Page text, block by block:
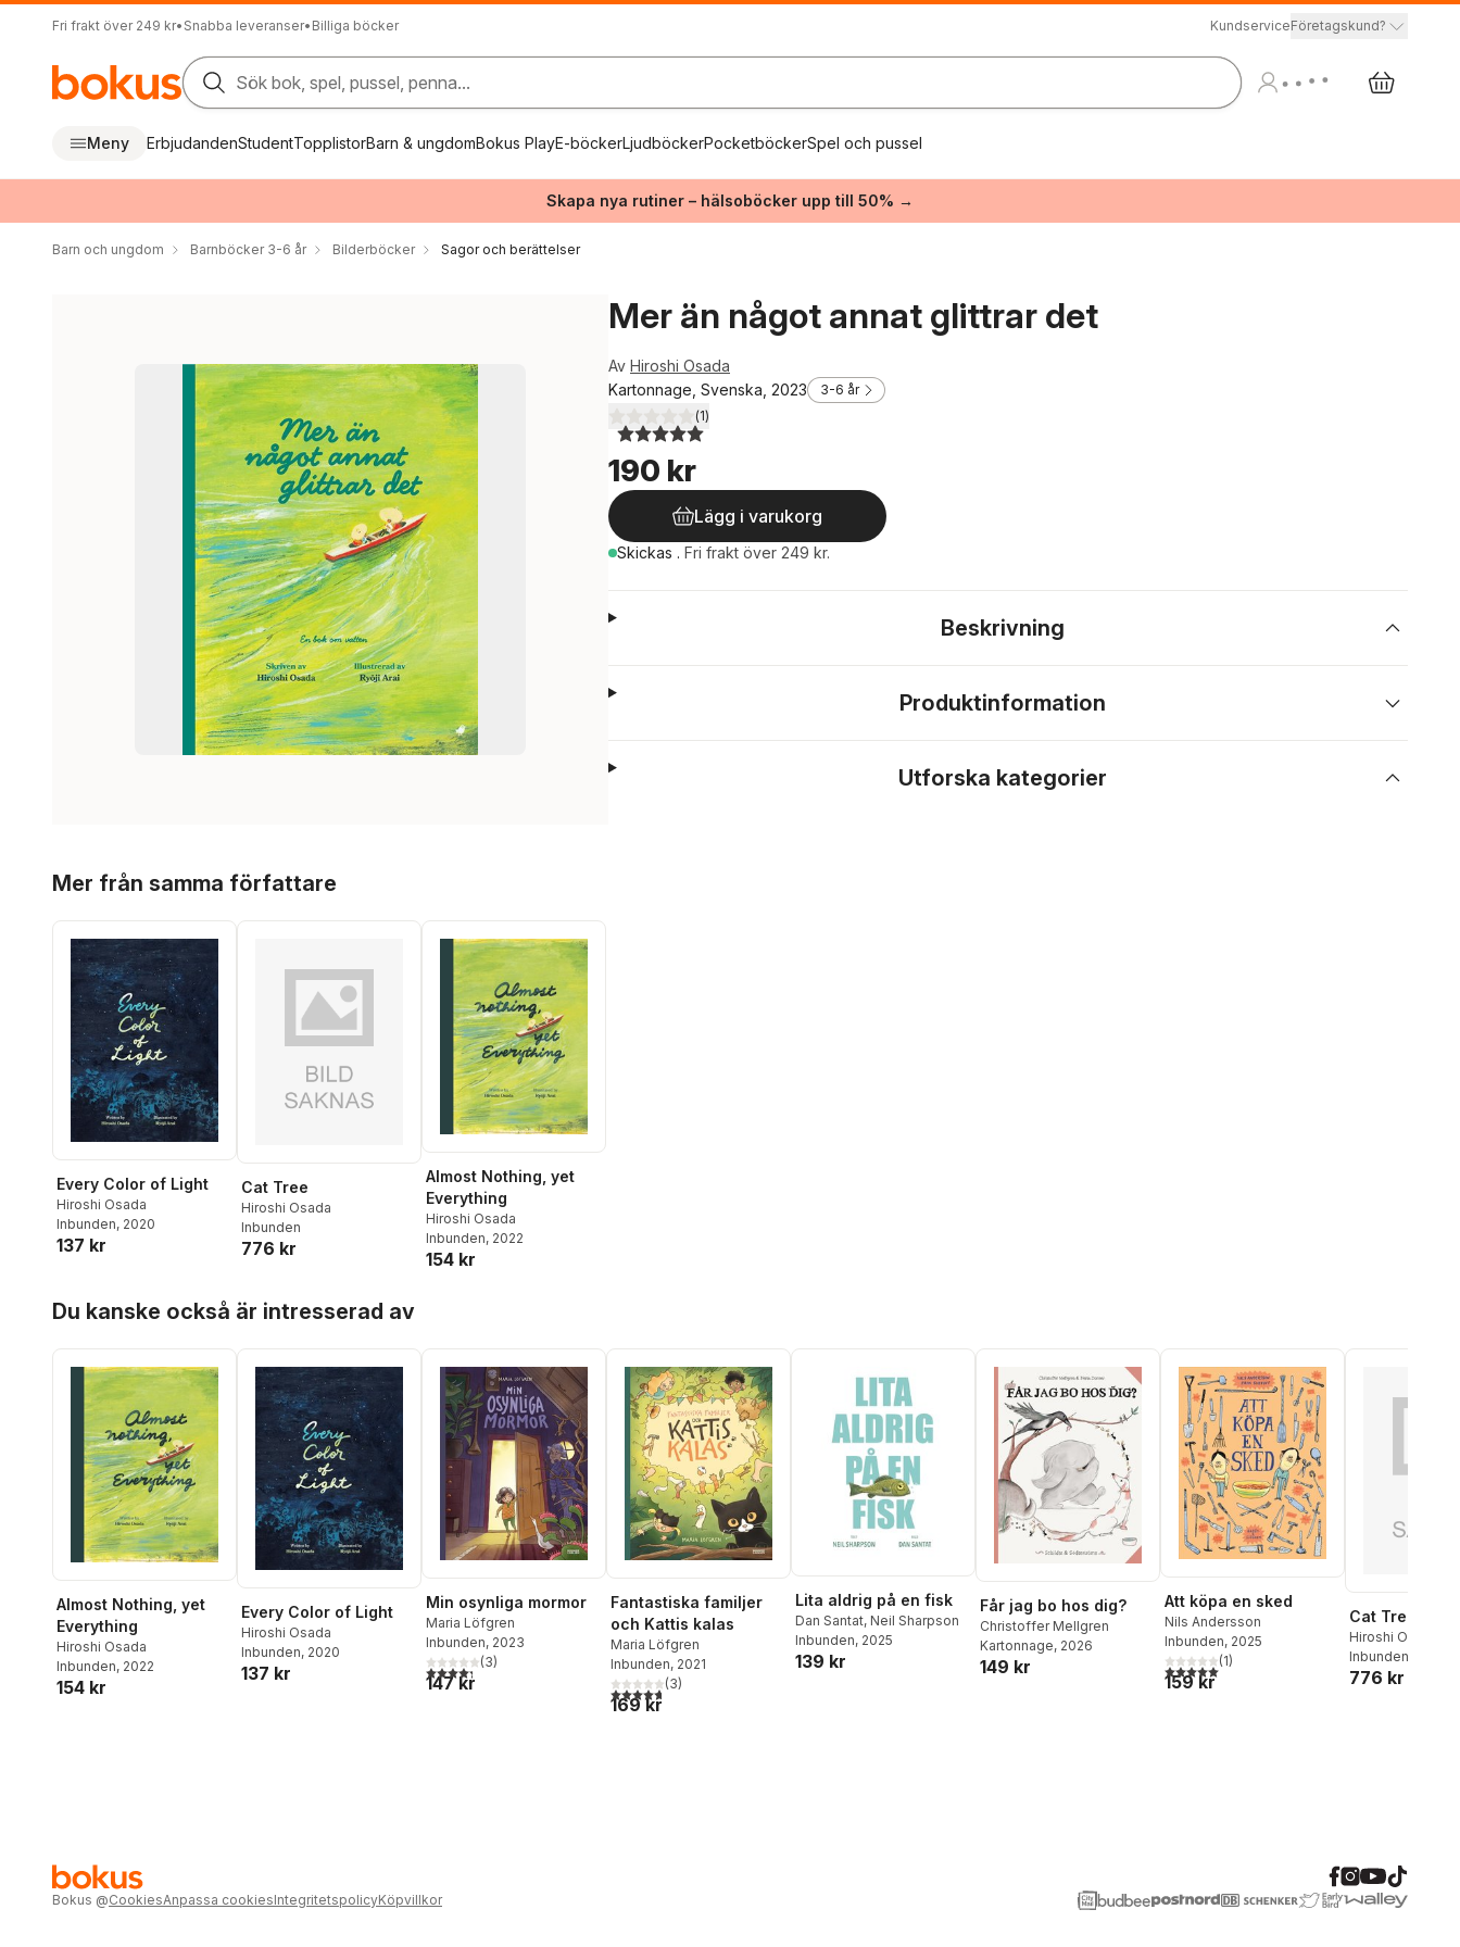
Fri frakt över 249 kr• Snabba leveranser• Billiga böcker KundserviceFöretagskund?
Sök bok, spel, pussel, penna...
Meny ErbjudandenStudentTopplistorBarn & ungdomBokus PlayE-böckerLjudböckerPocketböckerSpel och pussel
Skapa nya rutiner – hälsoböcker upp till 50% →
Barn och ungdom Barnböcker 3-6 år Bilderböcker Sagor och berättelser
Mer än något annat glittrar det
Av Hiroshi Osada
Kartonnage, Svenska, 2023
3-6 år
5,0utav 5 stjärnor. Totalt antal röster:
(1)
190 kr
Lägg i varukorg
Skickas . Fri frakt över 249 kr.
Beskrivning
Produktinformation
Utforska kategorier
Mer från samma författare
Every Color of Light
Hiroshi Osada
Inbunden, 2020
137 kr
Cat Tree
Hiroshi Osada
Inbunden
776 kr
Almost Nothing, yet
Everything
Hiroshi Osada
Inbunden, 2022
154 kr
Du kanske också är intresserad av
Almost Nothing, yet
Everything
Hiroshi Osada
Inbunden, 2022
154 kr
Every Color of Light
Hiroshi Osada
Inbunden, 2020
137 kr
Min osynliga mormor
Maria Löfgren
Inbunden, 2023
4,3utav 5 stjärnor. Totalt antal röster:
(3)
147 kr
Fantastiska familjer
och Kattis kalas
Maria Löfgren
Inbunden, 2021
4,7utav 5 stjärnor. Totalt antal röster:
(3)
169 kr
Lita aldrig på en fisk
Dan Santat, Neil Sharpson
Inbunden, 2025
139 kr
Får jag bo hos dig?
Christoffer Mellgren
Kartonnage, 2026
149 kr
Att köpa en sked
Nils Andersson
Inbunden, 2025
5,0utav 5 stjärnor. Totalt antal röster:
(1)
159 kr
Cat Tree
Hiroshi Osada
Inbunden
776 kr
Bokus @CookiesAnpassa cookiesIntegritetspolicyKöpvillkor